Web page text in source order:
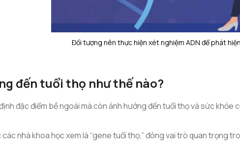
Đối tượng nên thực hiện xét nghiệm ADN để phát
đến tuổi thọ như thế nào?
đặc điểm bề ngoài mà còn ảnh hưởng đến tuổi thọ và sức khỏe
nhà khoa học xem là “gene tuổi thọ,” đóng vai trò quan trọng